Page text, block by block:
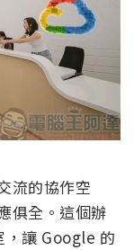
流的協作空
俱全。這個辦
，讓 Google 的